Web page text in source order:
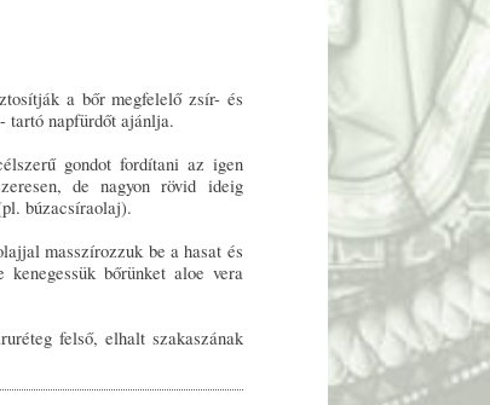
a bőr megfelelő zsír- és
tartó napfürdőt ajánlja.
gondot fordítani az igen
de nagyon rövid ideig
búzacsíraolaj).
masszírozzuk be a hasat és
bőrünket aloe vera
felső, elhalt szakaszának